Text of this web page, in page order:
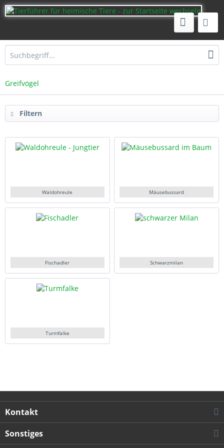
Greifvögel
Filtern
Waldohreule Mäusebussard
Fischadler Schwarzmilan
Turmfalke
Kontakt
Sonstiges